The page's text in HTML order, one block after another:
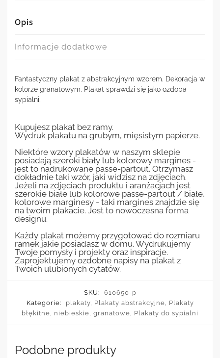
Opis
Informacje dodatkowe
Fantastyczny plakat z abstrakcyjnym wzorem. Dekoracja w
kolorze granatowym. Plakat sprawdzi się jako ozdoba
sypialni.
Kupujesz plakat bez ramy.
Wydruk plakatu na grubym, mięsistym papierze.
Niektóre wzory plakatów w naszym sklepie
posiadają szeroki biały lub kolorowy margines -
jest to nadrukowane passe-partout. Otrzymasz
dokładnie taki wzór, jaki widzisz na zdjęciach.
Jeżeli na zdjęciach produktu i aranżacjach jest
szerokie białe lub kolorowe passe-partout / białe,
kolorowe marginesy - taki margines znajdzie się
na twoim plakacie. Jest to nowoczesna forma
designu.
Każdy plakat możemy przygotować do rozmiaru
ramek jakie posiadasz w domu. Wydrukujemy
Twoje pomysły i projekty oraz inspiracje.
Zaprojektujemy ozdobne napisy na plakat z
Twoich ulubionych cytatów.
SKU:
610650-p
Kategorie:
plakaty, Plakaty abstrakcyjne, Plakaty
błękitne, niebieskie, granatowe, Plakaty do sypialni
Podobne produkty